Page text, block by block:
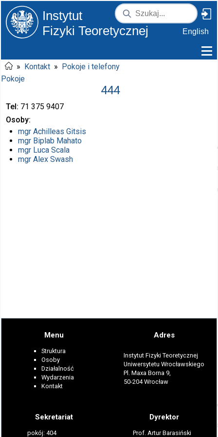
Instytut
Fizyki Teoretycznej
English
» Kontakt » Pokoje i telefony
Pokoje
444
Tel 71 375 9407
Osoby
mgr Achilleas Gitsis
mgr Biplab Mahato
mgr Luca Scala
mgr Alex Swash
Menu
Struktura
Osoby
Działalność
Wydarzenia
Kontakt
Adres
Instytut Fizyki Teoretycznej
Uniwersytetu Wrocławskiego
Pl. Maxa Borna 9,
50-204 Wrocław
Sekretariat
pokój: 404
Dyrektor
Prof. Artur Barasiński